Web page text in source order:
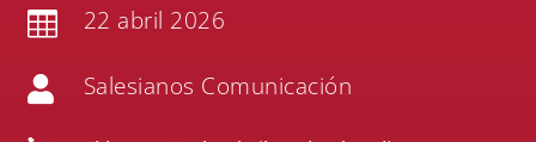
 22 abril 2026
 Salesianos Comunicación